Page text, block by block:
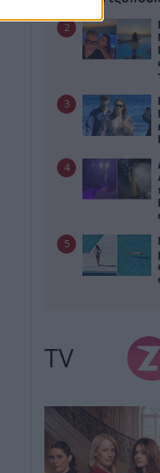
2
3
4
5
TV